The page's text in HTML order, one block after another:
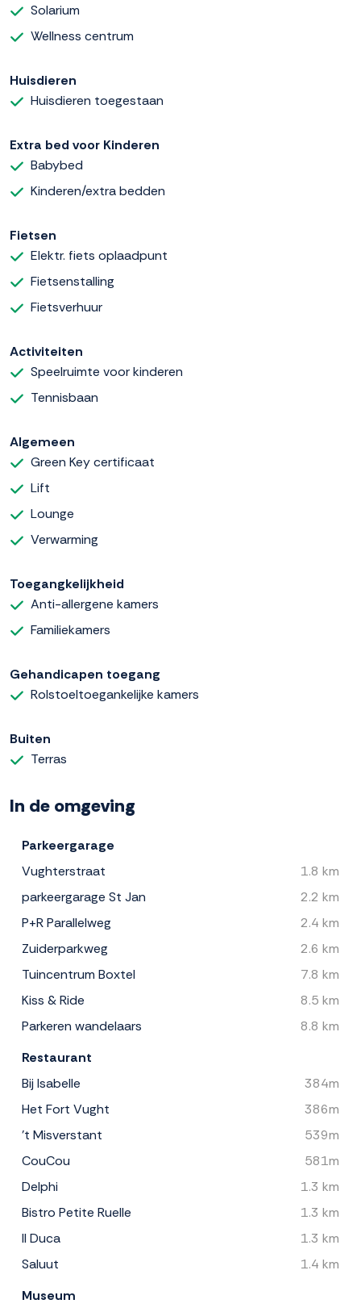
Solarium
Wellness centrum
Huisdieren
Huisdieren toegestaan
Extra bed voor Kinderen
Babybed
Kinderen/extra bedden
Fietsen
Elektr. fiets oplaadpunt
Fietsenstalling
Fietsverhuur
Activiteiten
Speelruimte voor kinderen
Tennisbaan
Algemeen
Green Key certificaat
Lift
Lounge
Verwarming
Toegangkelijkheid
Anti-allergene kamers
Familiekamers
Gehandicapen toegang
Rolstoeltoegankelijke kamers
Buiten
Terras
In de omgeving
Parkeergarage
Vughterstraat
1.8 km
parkeergarage St Jan
2.2 km
P+R Parallelweg
2.4 km
Zuiderparkweg
2.6 km
Tuincentrum Boxtel
7.8 km
Kiss & Ride
8.5 km
Parkeren wandelaars
8.8 km
Restaurant
Bij Isabelle
384m
Het Fort Vught
386m
't Misverstant
539m
CouCou
581m
Delphi
1.3 km
Bistro Petite Ruelle
1.3 km
Il Duca
1.3 km
Saluut
1.4 km
Museum